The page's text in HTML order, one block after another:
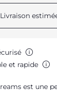
Livraison
et rapide
est une